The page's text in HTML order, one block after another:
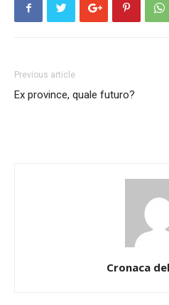
Previous article
Ex province, quale futuro?
Cronaca